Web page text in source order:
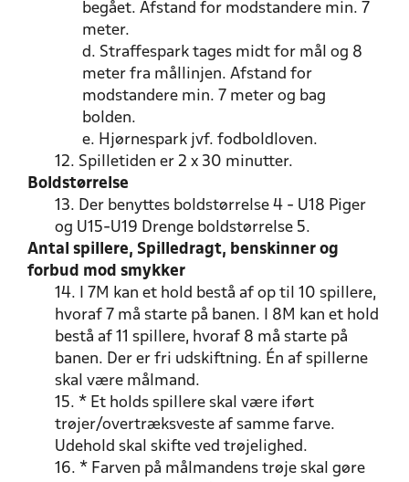
begået. Afstand for modstandere min. 7
meter.
d. Straffespark tages midt for mål og 8
meter fra mållinjen. Afstand for
modstandere min. 7 meter og bag
bolden.
e. Hjørnespark jvf. fodboldloven.
12. Spilletiden er 2 x 30 minutter.
Boldstørrelse
13. Der benyttes boldstørrelse 4 - U18 Piger
og U15-U19 Drenge boldstørrelse 5.
Antal spillere, Spilledragt, benskinner og
forbud mod smykker
14. I 7M kan et hold bestå af op til 10 spillere,
hvoraf 7 må starte på banen. I 8M kan et hold
bestå af 11 spillere, hvoraf 8 må starte på
banen. Der er fri udskiftning. Én af spillerne
skal være målmand.
15. * Et holds spillere skal være iført
trøjer/overtræksveste af samme farve.
Udehold skal skifte ved trøjelighed.
16. * Farven på målmandens trøje skal gøre